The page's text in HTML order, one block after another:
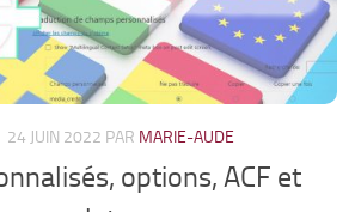
24 JUIN 2022 PAR MARIE-AUDE
options, ACF et